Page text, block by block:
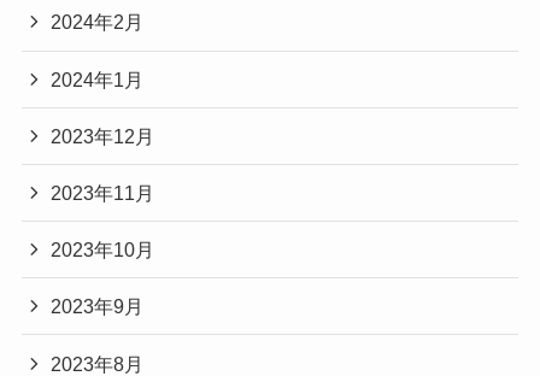
2024年2月
2024年1月
2023年12月
2023年11月
2023年10月
2023年9月
2023年8月